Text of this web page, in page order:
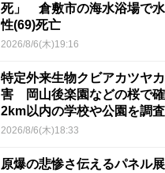
死」 倉敷市の海水浴場で
性(69)死亡
2026/8/6(木)19:16
特定外来生物クビアカツヤ
害 岡山後楽園などの桜で
2km以内の学校や公園を調
2026/8/6(木)18:33
原爆の悲惨さ伝えるパネル